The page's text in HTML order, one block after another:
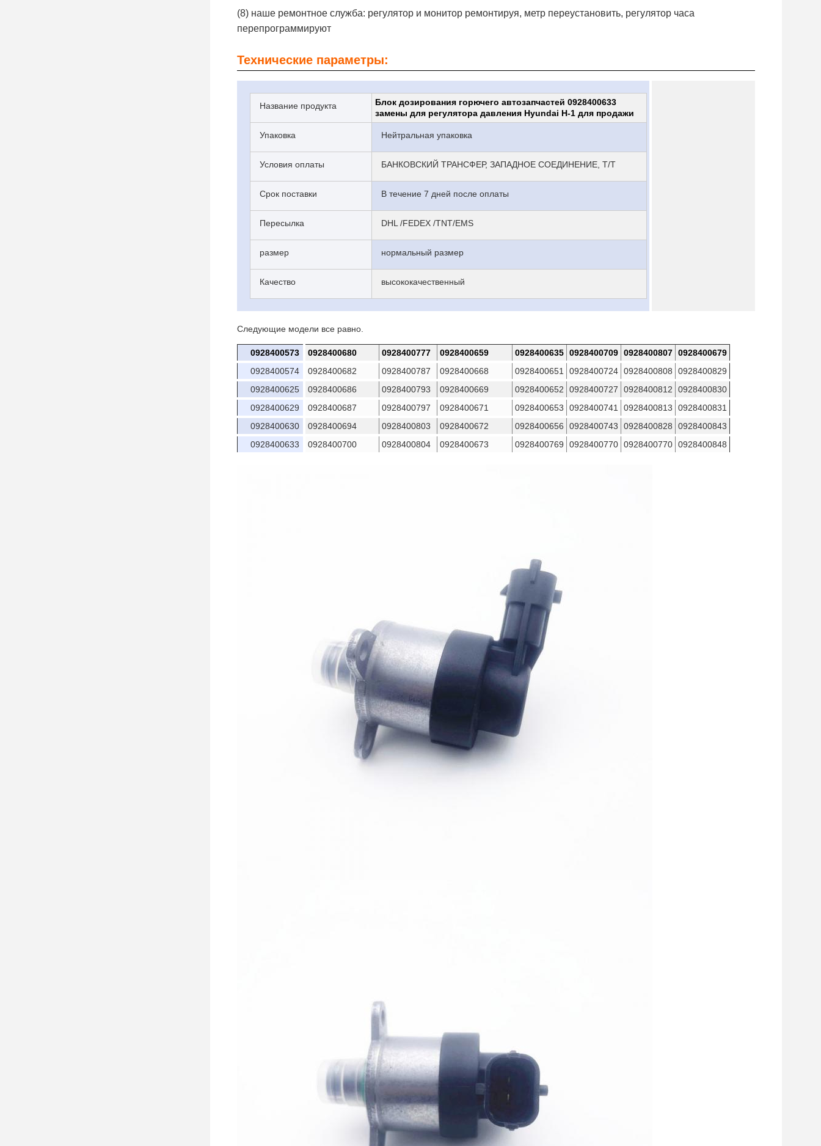
(8) наше ремонтное служба: регулятор и монитор ремонтируя, метр переустановить, регулятор часа
перепрограммируют
Технические параметры:
Название продукта
Блок дозирования горючего автозапчастей 0928400633
замены для регулятора давления Hyundai H-1 для продажи
Упаковка Нейтральная упаковка
Условия оплаты БАНКОВСКИЙ ТРАНСФЕР, ЗАПАДНОЕ СОЕДИНЕНИЕ, T/T
Срок поставки В течение 7 дней после оплаты
Пересылка DHL /FEDEX /TNT/EMS
размер нормальный размер
Качество высококачественный
Следующие модели все равно.
0928400573 0928400680 0928400777 0928400659 0928400635 0928400709 0928400807 0928400679
0928400574
0928400682 0928400787 0928400668 0928400651 0928400724 0928400808
0928400829
0928400625
0928400686 0928400793 0928400669 0928400652 0928400727 0928400812
0928400830
0928400629
0928400687 0928400797 0928400671 0928400653 0928400741 0928400813
0928400831
0928400630
0928400694 0928400803 0928400672 0928400656 0928400743 0928400828
0928400843
0928400633
0928400700 0928400804 0928400673 0928400769 0928400770 0928400770 0928400848